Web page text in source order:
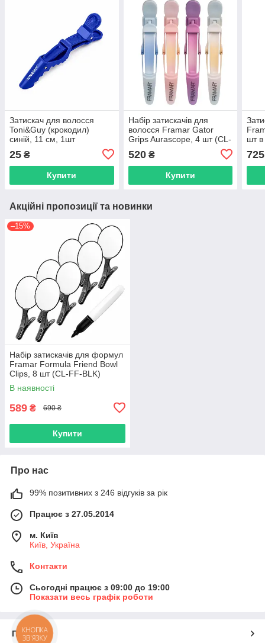
Затискач для волосся
Toni&Guy (крокодил)
синій, 11 см, 1шт
25 ₴
Купити
Набір затискачів для
волосся Framar Gator
Grips Aurascope, 4 шт (CL-
520₴
Купити
шт в
725
Акційні пропозиції та новинки
–15%
Набір затискачів для формул
Framar Formula Friend Bowl
Clips, 8 шт (CL-FF-BLK)
В наявності
589 ₴ 690 ₴
Купити
Про нас
99% позитивних з 246 відгуків за рік
Працює з 27.05.2014
м. Київ
Київ, Україна
Контакти
Сьогодні працює з 09:00 до 19:00
Показати весь графік роботи
Про нас
КНОПКА
ЗВ'ЯЗКУ